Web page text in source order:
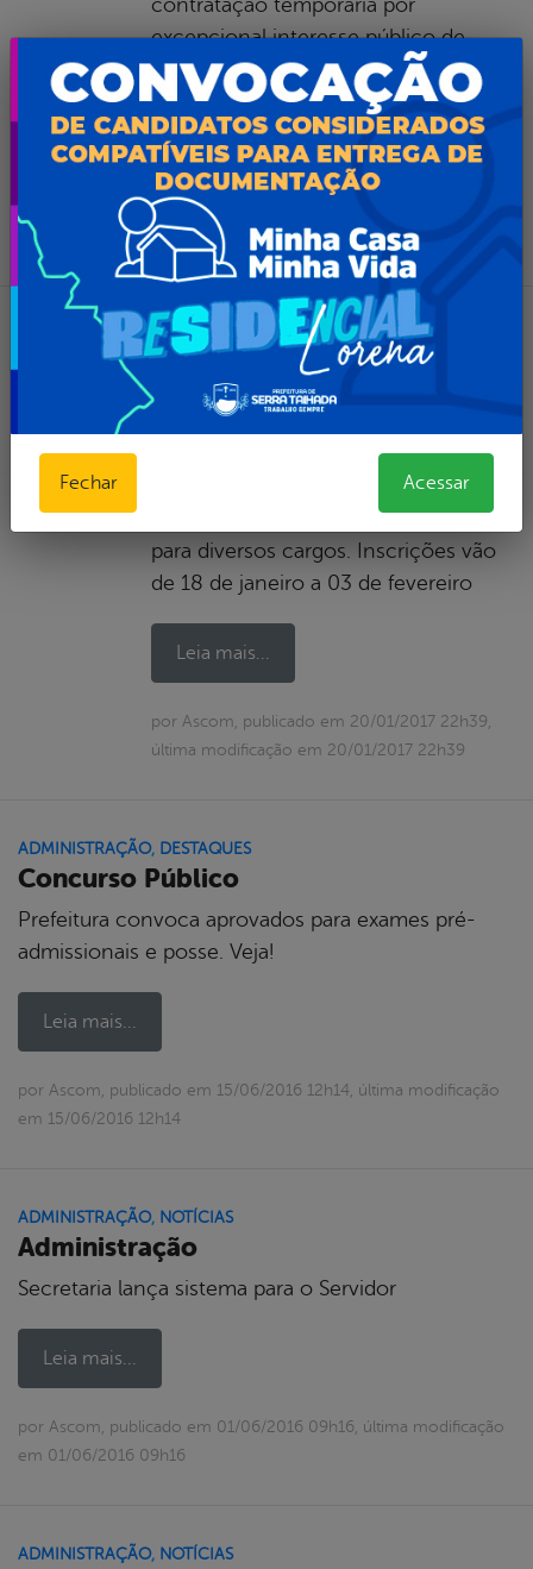
excepcional interesse público de
vários cargos
Leia mais...
por Ascom, publicado em 17/02/2017 20h51,
última modificação em 17/02/2017 20h51
ADMINISTRAÇÃO , AGRICULTURA,ESPORTES E
LAZER, OBRAS E INFRASTRUTURA,SERVIÇOS
PÚBLICOS
Processo Seletivo da
Secretaria de Administração
Administração abriu processo seletivo
para diversos cargos. Inscrições vão
de 18 de janeiro a 03 de fevereiro
Leia mais...
por Ascom, publicado em 20/01/2017 22h39,
última modificação em 20/01/2017 22h39
ADMINISTRAÇÃO, DESTAQUES
Concurso Público
Prefeitura convoca aprovados para exames pré-
admissionais e posse. Veja!
Leia mais...
por Ascom, publicado em 15/06/2016 12h14, última modificação
em 15/06/2016 12h14
ADMINISTRAÇÃO, NOTÍCIAS
Administração
Secretaria lança sistema para o Servidor
Leia mais...
por Ascom, publicado em 01/06/2016 09h16, última modificação
em 01/06/2016 09h16
ADMINISTRAÇÃO, NOTÍCIAS
Fechar Acessar